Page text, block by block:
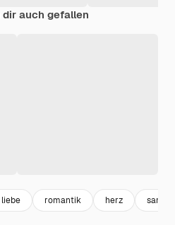
dir auch gefallen
liebe romantik herz